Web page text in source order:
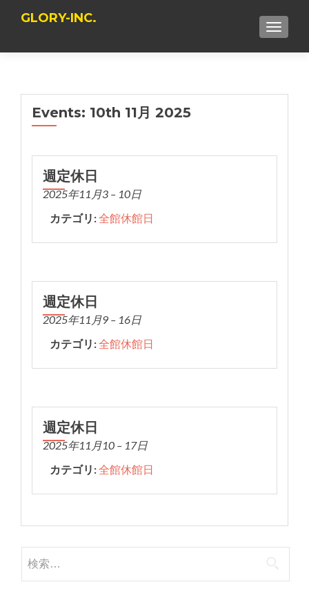
GLORY-INC.
Events: 10th 11月 2025
週定休日
2025年11月3 – 10日
カテゴリ:全館休館日
週定休日
2025年11月9 – 16日
カテゴリ:全館休館日
週定休日
2025年11月10 – 17日
カテゴリ:全館休館日
索: